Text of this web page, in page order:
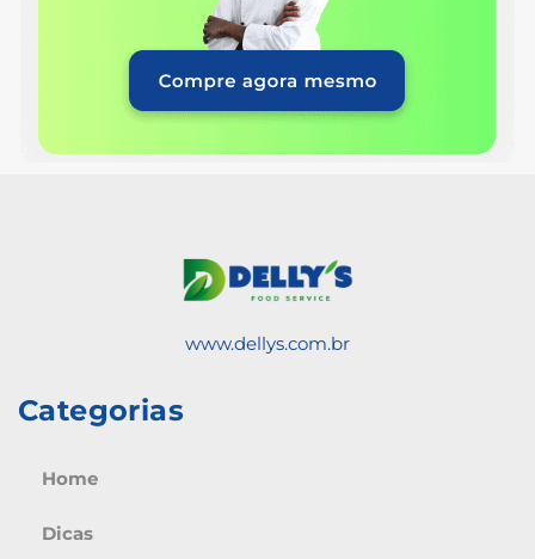
www.dellys.com.br
Categorias
Home
Dicas